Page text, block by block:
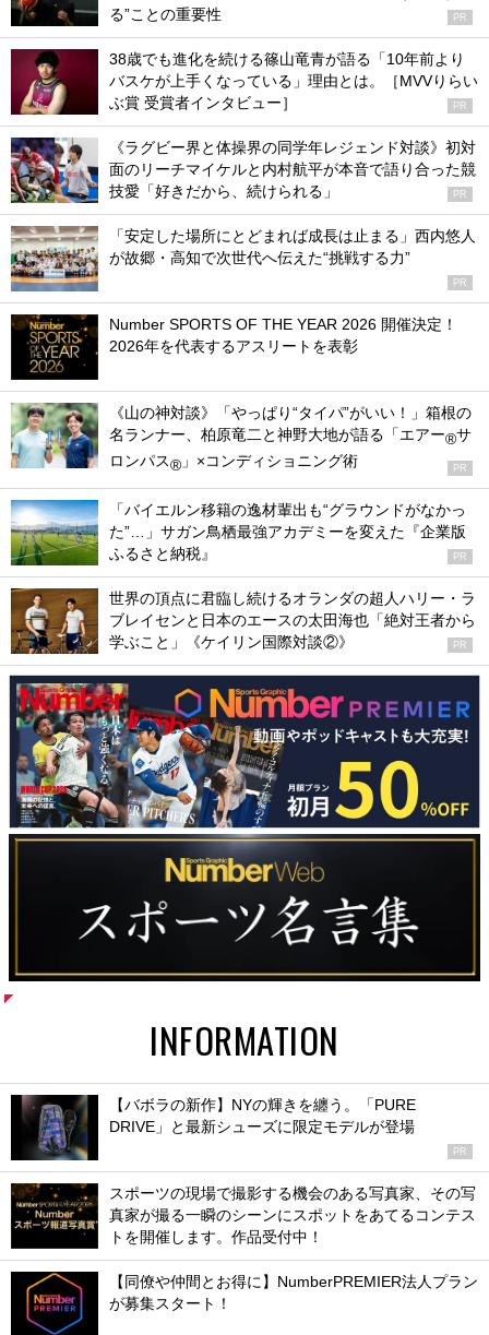
る”ことの重要性
PR
38歳でも進化を続ける篠山竜青が語る「10年前より
バスケが上手くなっている」理由とは。［MVVりらい
ぶ賞 受賞者インタビュー］
PR
《ラグビー界と体操界の同学年レジェンド対談》初対
面のリーチマイケルと内村航平が本音で語り合った競
技愛「好きだから、続けられる」
PR
「安定した場所にとどまれば成長は止まる」西内悠人
が故郷・高知で次世代へ伝えた“挑戦する力”
PR
Number SPORTS OF THE YEAR 2026 開催決定！
2026年を代表するアスリートを表彰
《山の神対談》「やっぱり“タイパ”がいい！」箱根の
名ランナー、柏原竜二と神野大地が語る「エアー®サ
ロンパス® 」×コンディショニング術 PR
「バイエルン移籍の逸材輩出も“グラウンドがなかっ
た”…」サガン鳥栖最強アカデミーを変えた『企業版
ふるさと納税』
PR
世界の頂点に君臨し続けるオランダの超人ハリー・ラ
ブレイセンと日本のエースの太田海也「絶対王者から
学ぶこと」《ケイリン国際対談②》
PR
INFORMATION
【バボラの新作】NYの輝きを纏う。「PURE
DRIVE」と最新シューズに限定モデルが登場
PR
スポーツの現場で撮影する機会のある写真家、その写
真家が撮る一瞬のシーンにスポットをあてるコンテス
トを開催します。作品受付中！
【同僚や仲間とお得に】NumberPREMIER法人プラン
が募集スタート！